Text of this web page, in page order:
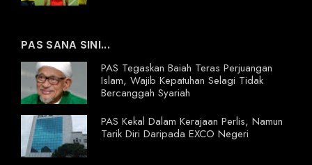
PAS SANA SINI...
PAS Tegaskan Baiah Teras Perjuangan
Islam, Wajib Kepatuhan Selagi Tidak
Bercanggah Syariah
PAS Kekal Dalam Kerajaan Perlis, Namun
Tarik Diri Daripada EXCO Negeri